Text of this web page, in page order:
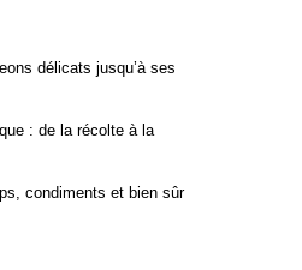
délicats jusqu’à ses
: de la récolte à la
condiments et bien sûr